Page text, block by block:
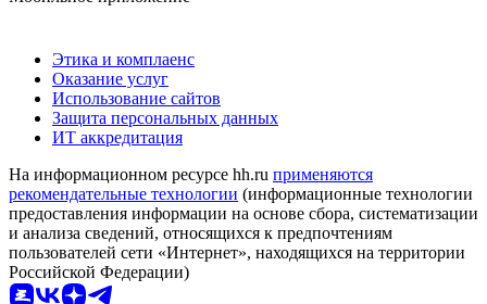
Этика и комплаенс
Оказание услуг
Использование сайтов
Защита персональных данных
ИТ аккредитация
На информационном ресурсе hh.ru применяются
рекомендательные технологии (информационные технологии
предоставления информации на основе сбора, систематизации
и анализа сведений, относящихся к предпочтениям
пользователей сети «Интернет», находящихся на территории
Российской Федерации)